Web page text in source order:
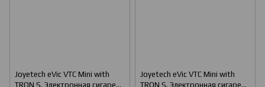
Joyetech eVic VTC Mini with
TRON S. Электронная сигарета
Joyetech eVic VTC Mini with
TRON S. Электронная сигарета